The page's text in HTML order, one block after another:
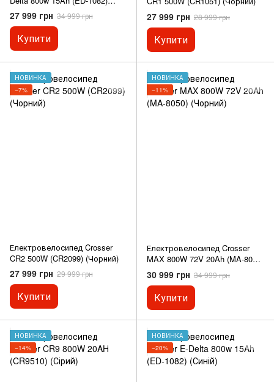
(Сірий)
27 999 грн 34 999 грн
Купити
27 999 грн 28 999 грн
Купити
НОВИНКА
−7%
Електровелосипед Crosser
CR2 500W (CR2099) (Чорний)
27 999 грн 29 999 грн
Купити
НОВИНКА
−11%
Електровелосипед Crosser
MAX 800W 72V 20Ah (MA-8050)
(Чорний)
30 999 грн 34 999 грн
Купити
НОВИНКА
−14%
НОВИНКА
−20%